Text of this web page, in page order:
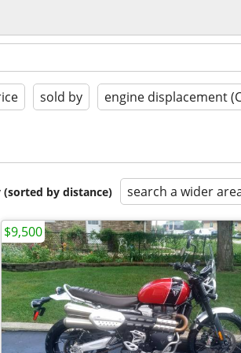
sold by engine displacement
by distance) search a wider
$9,500